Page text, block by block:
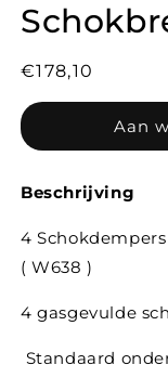
Normale
prijs
€178,10
Aan
Beschrijving
4
( W638 )
4 gasgevulde
Standaard